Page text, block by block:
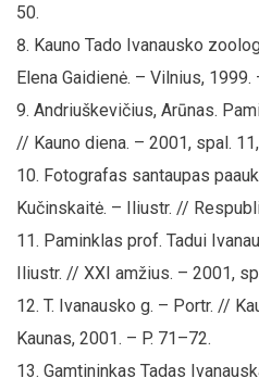
50.
Kauno Tado Ivanausko
Elena Gaidienė. – Vilnius, 1999.
Andriuškevičius, Arūnas.
// Kauno diena. – 2001, spal.
Fotografas santaupas
Kučinskaitė. – Iliustr. //
Paminklas prof. Tadui
Iliustr. // XXI amžius. – 2001,
T. Ivanausko g. – Portr. //
Kaunas, 2001. – P. 71–72.
Gamtininkas Tadas